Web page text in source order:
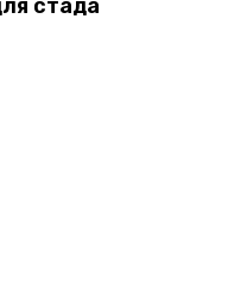
стада